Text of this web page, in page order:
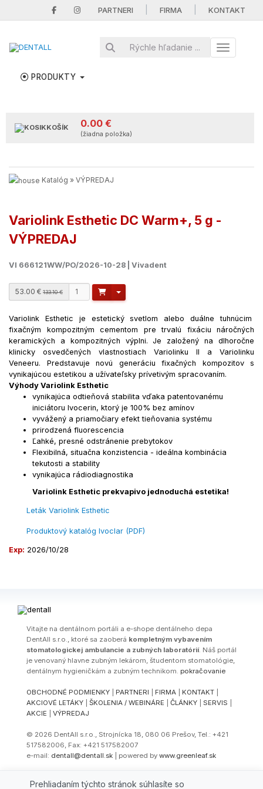
PARTNERI FIRMA KONTAKT
Toggle
PRODUKTY
KOŠÍK 0.00 €
(žiadna položka)
Katalóg » VÝPREDAJ
Variolink Esthetic DC Warm+, 5 g -
VÝPREDAJ
VI 666121WW/PO/2026-10-28 | Vivadent
53.00 € 133.10 € Toggle Dropdown
Variolink Esthetic je estetický svetlom alebo duálne tuhnúcim
fixačným kompozitným cementom pre trvalú fixáciu náročných
keramických a kompozitných výplni. Je založený na dlhoročne
klinicky osvedčených vlastnostiach Variolinku II a Variolinku
Veneeru. Predstavuje novú generáciu fixačných kompozitov s
vynikajúcou estetikou a užívateľsky prívetivým spracovaním.
Výhody Variolink Esthetic
vynikajúca odtieňová stabilita vďaka patentovanému
iniciátoru Ivocerin, ktorý je 100% bez amínov
vyvážený a priamočiary efekt tieňovania systému
prirodzená fluorescencia
Ľahké, presné odstránenie prebytokov
Flexibilná, situačna konzistencia - ideálna kombinácia
tekutosti a stability
vynikajúca rádiodiagnostika
Variolink Esthetic prekvapivo jednoduchá estetika!
Leták Variolink Esthetic
Produktový katalóg Ivoclar (PDF)
Exp: 2026/10/28
Vitajte na dentálnom portáli a e-shope dentálneho depa
DentAll s.r.o., ktoré sa zaoberá kompletným vybavením
stomatologickej ambulancie a zubných laboratórií. Náš portál
je venovaný hlavne zubným lekárom, študentom stomatológie,
dentálnym hygieničkám a zubným technikom. pokračovanie
OBCHODNÉ PODMIENKY PARTNERI FIRMA KONTAKT
AKCIOVÉ LETÁKY
ŠKOLENIA / WEBINÁRE ČLÁNKY SERVIS
AKCIE
VÝPREDAJ
© 2026 DentAll s.r.o., Strojnícka 18, 080 06 Prešov, Tel.: +421
517582006, Fax: +421 517582007
e-mail: dentall@dentall.sk | powered by www.greenleaf.sk
Select Language ▼
Prehliadaním týchto stránok súhlasíte so